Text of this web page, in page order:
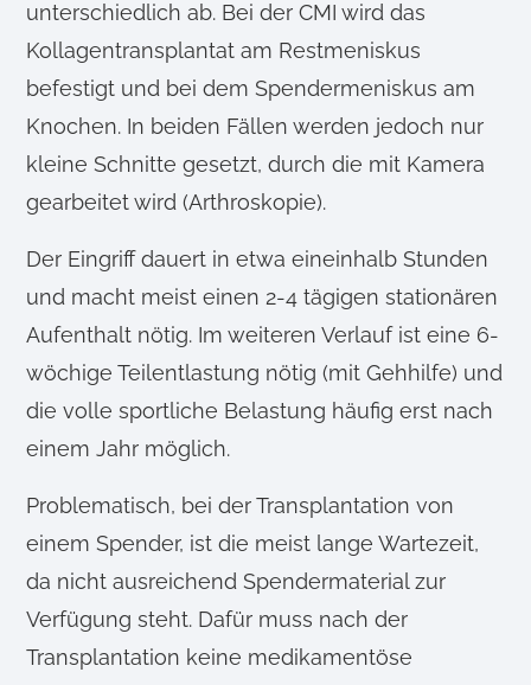
l
unterschiedlich ab. Bei der CMI wird das
Kollagentransplantat am Restmeniskus
befestigt und bei dem Spendermeniskus am
Knochen. In beiden Fällen werden jedoch nur
kleine Schnitte gesetzt, durch die mit Kamera
gearbeitet wird (Arthroskopie).
Der Eingriff dauert in etwa eineinhalb Stunden
und macht meist einen 2-4 tägigen stationären
Aufenthalt nötig. Im weiteren Verlauf ist eine 6-
wöchige Teilentlastung nötig (mit Gehhilfe) und
die volle sportliche Belastung häufig erst nach
einem Jahr möglich.
Problematisch, bei der Transplantation von
einem Spender, ist die meist lange Wartezeit,
da nicht ausreichend Spendermaterial zur
Verfügung steht. Dafür muss nach der
Transplantation keine medikamentöse